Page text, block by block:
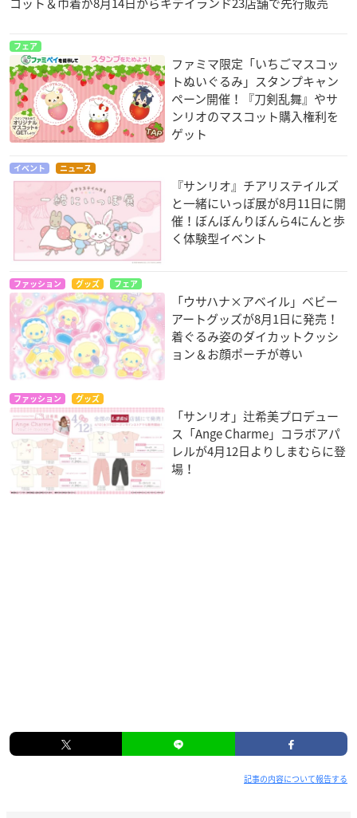
フェア
ファミマ限定「いちごマスコッ
トぬいぐるみ」スタンプキャン
ペーン開催！『刀剣乱舞』やサ
ンリオのマスコット購入権利を
ゲット
イベント ニュース
『サンリオ』チアリステイルズ
と一緒にいっぽ展が8月11日に開
催！ぼんぼんりぼんら4にんと歩
く体験型イベント
ファッション グッズ フェア
「ウサハナ×アベイル」ベビー
アートグッズが8月1日に発売！
着ぐるみ姿のダイカットクッシ
ョン＆お顔ポーチが尊い
ファッション グッズ
「サンリオ」辻希美プロデュー
ス「Ange Charme」コラボアパ
レルが4月12日よりしまむらに登
場！
記事の内容について報告する